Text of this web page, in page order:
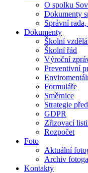
O spolku
Dokumenty
Správní
Dokumenty
Školní
Školní řád
Výroční
Preventivní
Formuláře
Směrnice
Strategie
GDPR
Zřizovací
Rozpočet
Foto
Aktuální
Archiv
Kontakty